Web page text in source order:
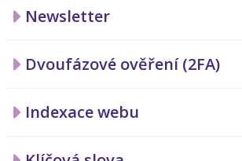
Newsletter
Dvoufázové ověření (2FA)
Indexace webu